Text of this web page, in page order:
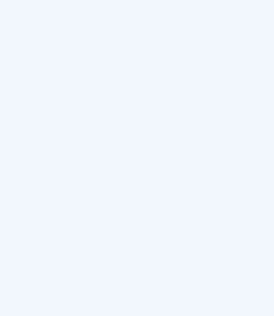
onlarca eğitim seni bekliyor!